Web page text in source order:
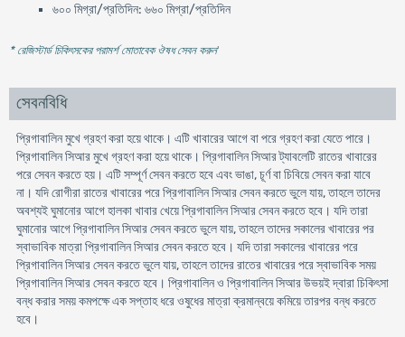
৬০০ মিগ্রা/প্রতিদিন: ৬৬০ মিগ্রা/প্রতিদিন
* রেজিস্টার্ড চিকিৎসকের পরামর্শ মোতাবেক ঔষধ সেবন করুন'
সেবনবিধি
প্রিগাবালিন মুখে গ্রহণ করা হয়ে থাকে। এটি খাবারের আগে বা পরে গ্রহণ করা যেতে পারে।
প্রিগাবালিন সিআর মুখে গ্রহণ করা হয়ে থাকে। প্রিগাবালিন সিআর ট্যাবলেটি রাতের খাবারের
পরে সেবন করতে হয়। এটি সম্পূর্ণ সেবন করতে হবে এবং ভাঙা, চূর্ণ বা চিবিয়ে সেবন করা যাবে
না। যদি রোগীরা রাতের খাবারের পরে প্রিগাবালিন সিআর সেবন করতে ভুলে যায়, তাহলে তাদের
অবশ্যই ঘুমানোর আগে হালকা খাবার খেয়ে প্রিগাবালিন সিআর সেবন করতে হবে। যদি তারা
ঘুমানোর আগে প্রিগাবালিন সিআর সেবন করতে ভুলে যায়, তাহলে তাদের সকালের খাবারের পর
স্বাভাবিক মাত্রা প্রিগাবালিন সিআর সেবন করতে হবে। যদি তারা সকালের খাবারের পরে
প্রিগাবালিন সিআর সেবন করতে ভুলে যায়, তাহলে তাদের রাতের খাবারের পরে স্বাভাবিক সময়
প্রিগাবালিন সিআর সেবন করতে হবে। প্রিগাবালিন ও প্রিগাবালিন সিআর উভয়ই দ্বারা চিকিৎসা
বন্ধ করার সময় কমপক্ষে এক সপ্তাহ ধরে ওষুধের মাত্রা ক্রমান্বয়ে কমিয়ে তারপর বন্ধ করতে
হবে।